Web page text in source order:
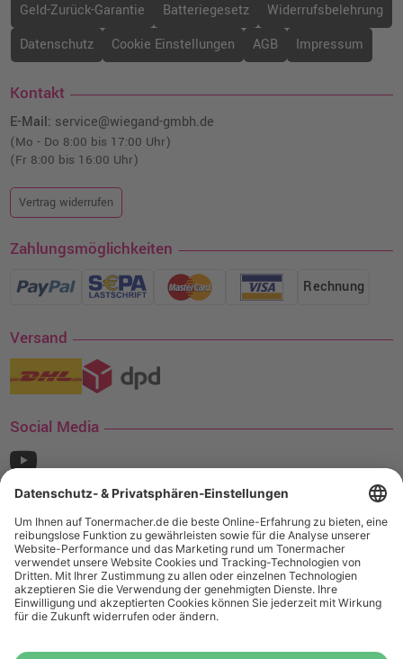
Geld-Zurück-Garantie Batteriegesetz
Widerrufsbelehrung
Datenschutz
Cookie Einstellungen AGB Impressum
Kontakt
E-Mail: service@wiegand-gmbh.de
(Mo - Do 8:00 bis 17:00 Uhr)
(Fr 8:00 bis 16:00 Uhr)
Vertrag widerrufen
Zahlungsmöglichkeiten
Rechnung
Versand
Social Media
¹ Nur gültig für den Versand innerhalb Deutschlands. Befindet sich ein Warenwert
von mindestens 35€ (inkl. Mwst.) an Ampertec Artikeln in Ihrem Warenkorb, ist der
Versand für Sie kostenfrei.